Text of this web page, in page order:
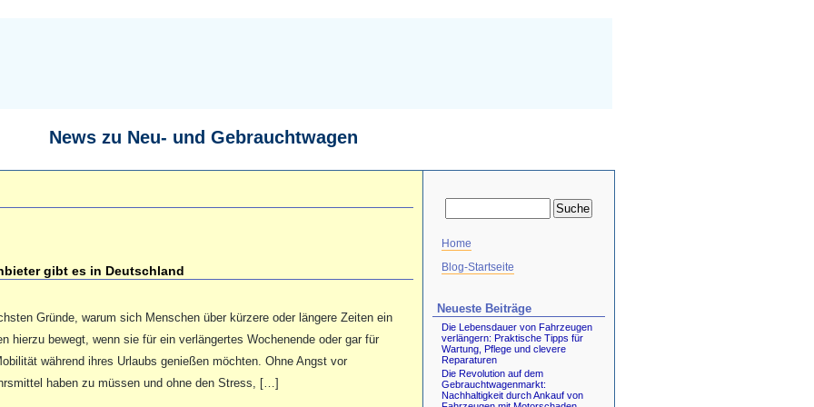
News zu Neu- und Gebrauchtwagen
gibt es in Deutschland
Gründe, warum sich Menschen über kürzere oder längere Zeiten ein
hierzu bewegt, wenn sie für ein verlängertes Wochenende oder gar für
während ihres Urlaubs genießen möchten. Ohne Angst vor
haben zu müssen und ohne den Stress, […]
Home
Blog-Startseite
Neueste Beiträge
Die Lebensdauer von Fahrzeugen
verlängern: Praktische Tipps für
Wartung, Pflege und clevere
Reparaturen
Die Revolution auf dem
Gebrauchtwagenmarkt:
Nachhaltigkeit durch Ankauf von